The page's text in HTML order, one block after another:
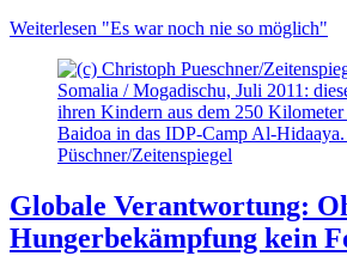
Weiterlesen "Es war noch nie so möglich"
Somalia / Mogadischu, Juli 2011:
ihren Kindern aus dem 250 Kilometer
Baidoa in das IDP-Camp Al-
Püschner/Zeitenspiegel
Globale Verantwortung:
Hungerbekämpfung kein